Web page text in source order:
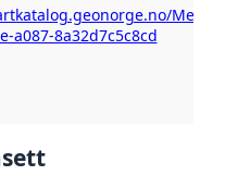
a087-8a32d7c5c8cd